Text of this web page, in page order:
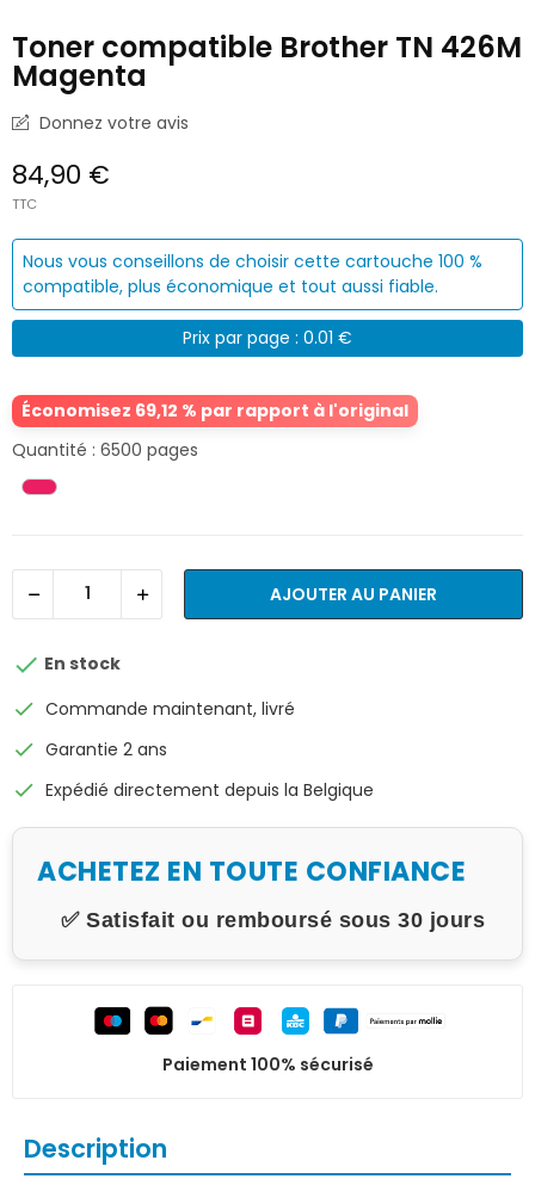
Toner compatible Brother TN 426M
Magenta
Donnez votre avis
84,90 €
TTC
Nous vous conseillons de choisir cette cartouche 100 %
compatible, plus économique et tout aussi fiable.
Prix par page : 0.01 €
Économisez 69,12 % par rapport à l'original
Quantité : 6500 pages
AJOUTER AU PANIER
 En stock
check Commande maintenant, livré
check Garantie 2 ans
check Expédié directement depuis la Belgique
ACHETEZ EN TOUTE CONFIANCE
✅ Satisfait ou remboursé sous 30 jours
Paiement 100% sécurisé
Description